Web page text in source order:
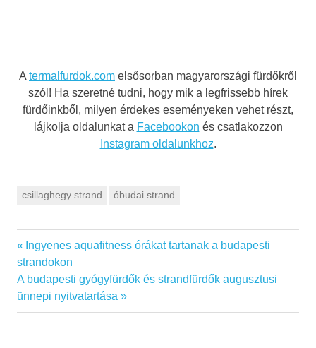
A termalfurdok.com elsősorban magyarországi fürdőkről
szól! Ha szeretné tudni, hogy mik a legfrissebb hírek
fürdőinkből, milyen érdekes eseményeken vehet részt,
lájkolja oldalunkat a Facebookon és csatlakozzon
Instagram oldalunkhoz.
csillaghegy strand óbudai strand
Bejegyzés
navigáció
Previous
Post:
Ingyenes aquafitness órákat tartanak a budapesti
strandokon
Next
Post:
A budapesti gyógyfürdők és strandfürdők augusztusi
ünnepi nyitvatartása